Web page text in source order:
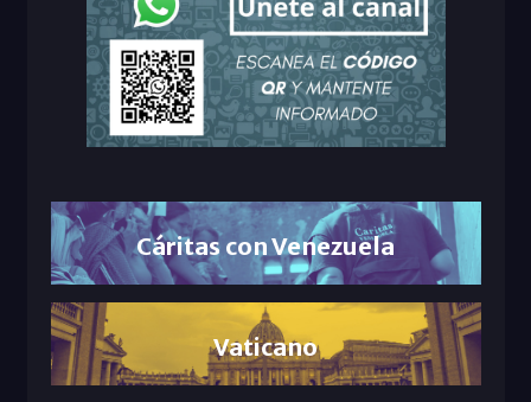
Cáritas con Venezuela
Vaticano